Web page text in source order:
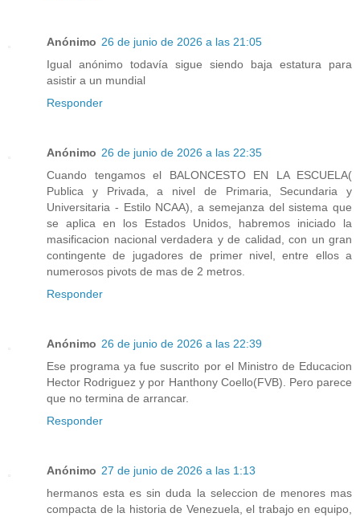
Anónimo 26 de junio de 2026 a las 21:05
Igual anónimo todavía sigue siendo baja estatura para
asistir a un mundial
Responder
Anónimo 26 de junio de 2026 a las 22:35
Cuando tengamos el BALONCESTO EN LA ESCUELA(
Publica y Privada, a nivel de Primaria, Secundaria y
Universitaria - Estilo NCAA), a semejanza del sistema que
se aplica en los Estados Unidos, habremos iniciado la
masificacion nacional verdadera y de calidad, con un gran
contingente de jugadores de primer nivel, entre ellos a
numerosos pivots de mas de 2 metros.
Responder
Anónimo 26 de junio de 2026 a las 22:39
Ese programa ya fue suscrito por el Ministro de Educacion
Hector Rodriguez y por Hanthony Coello(FVB). Pero parece
que no termina de arrancar.
Responder
Anónimo 27 de junio de 2026 a las 1:13
hermanos esta es sin duda la seleccion de menores mas
compacta de la historia de Venezuela, el trabajo en equipo,